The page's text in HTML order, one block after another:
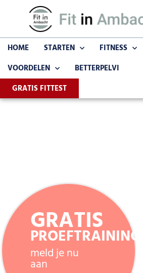
HOME STARTEN FITNESS
VOORDELEN
BETTERPELVI
GRATIS FITTEST
GRATIS
PROEFTRAINING
meld je nu
aan